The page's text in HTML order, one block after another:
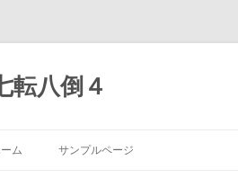
転八倒４
ム サンプルページ